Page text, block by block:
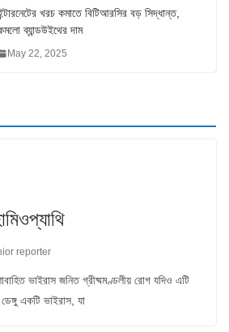
খরচ কমাতে বিটিআরসির বড় সিদ্ধান্ত,
ব্যান্ডউইথের দাম
May 22, 2025
reporter
ভাইরাস জনিত গ্রীষ্মমণ্ডলীয় রোগ যদিও এটি
একটি ভাইরাস, যা